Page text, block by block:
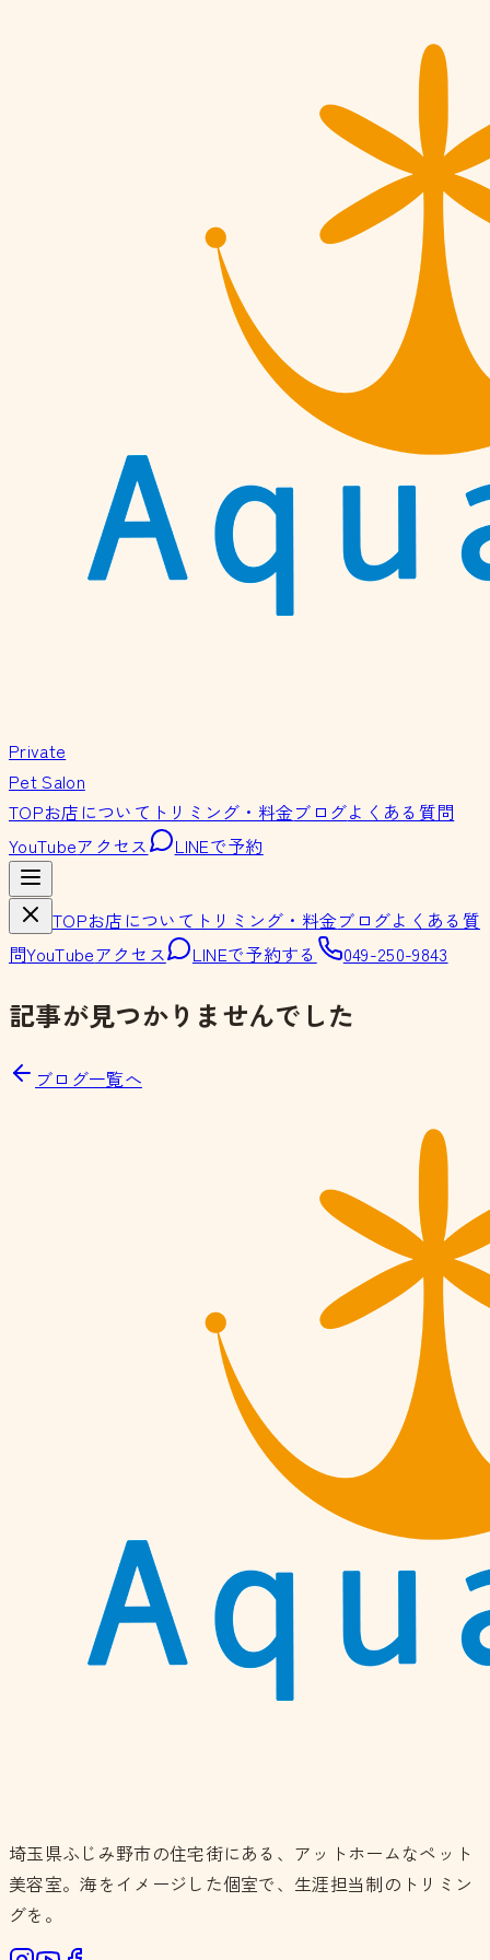
Private
Pet Salon
TOPお店について トリミング・料金ブログよくある質問
YouTubeアクセス LINEで予約
TOPお店について トリミング・料金ブログよくある質
問YouTubeアクセス LINEで予約する 049-250-9843
記事が見つかりませんでした
ブログ一覧へ
埼玉県ふじみ野市の住宅街にある、アットホームなペット
美容室。海をイメージした個室で、生涯担当制のトリミン
グを。